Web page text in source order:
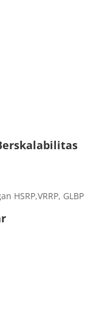
HSRP,VRRP, GLBP